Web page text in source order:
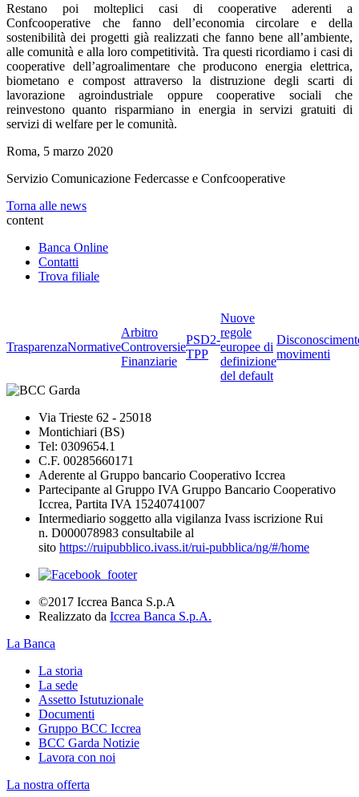
Restano poi molteplici casi di cooperative aderenti a
Confcooperative che fanno dell’economia circolare e della
sostenibilità dei progetti già realizzati che fanno bene all’ambiente,
alle comunità e alla loro competitività. Tra questi ricordiamo i casi di
cooperative dell’agroalimentare che producono energia elettrica,
biometano e compost attraverso la distruzione degli scarti di
lavorazione agroindustriale oppure cooperative sociali che
reinvestono quanto risparmiano in energia in servizi gratuiti di
servizi di welfare per le comunità.
Roma, 5 marzo 2020
Servizio Comunicazione Federcasse e Confcooperative
Torna alle news
content
Banca Online
Contatti
Trova filiale
TrasparenzaNormative
Arbitro
Controversie
Finanziarie
PSD2-
TPP
Nuove
regole
europee di
definizione
del default
movimenti
Via Trieste 62 - 25018
Montichiari (BS)
Tel: 0309654.1
C.F. 00285660171
Aderente al Gruppo bancario Cooperativo Iccrea
Partecipante al Gruppo IVA Gruppo Bancario Cooperativo
Iccrea, Partita IVA 15240741007
Intermediario soggetto alla vigilanza Ivass iscrizione Rui
n. D000078983 consultabile al
sito https://ruipubblico.ivass.it/rui-pubblica/ng/#/home
©2017 Iccrea Banca S.p.A
Realizzato da Iccrea Banca S.p.A.
La Banca
La storia
La sede
Assetto Istutuzionale
Documenti
Gruppo BCC Iccrea
BCC Garda Notizie
Lavora con noi
La nostra offerta